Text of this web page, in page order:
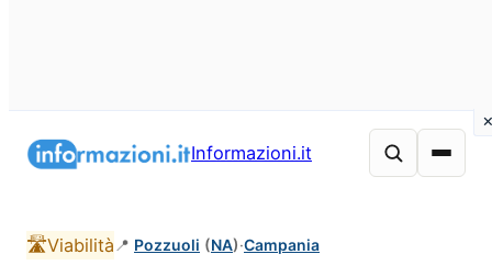
Informazioni.it
🛣️Viabilità 📍 Pozzuoli (NA)·Campania